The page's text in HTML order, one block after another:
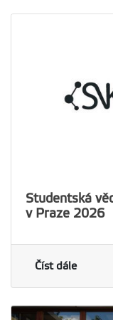
Studentská
v Praze 2026
Číst dále